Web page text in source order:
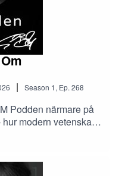
| Season 1, Ep. 268
Podden närmare på
hur modern vetenskap
och andra holistiska
tusen år sen.